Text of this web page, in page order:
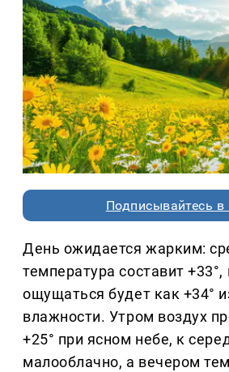
Подписывайтесь в
День ожидается жарким:
температура составит +33°,
ощущаться будет как +34°
влажности. Утром воздух
+25° при ясном небе, к
малооблачно, а вечером